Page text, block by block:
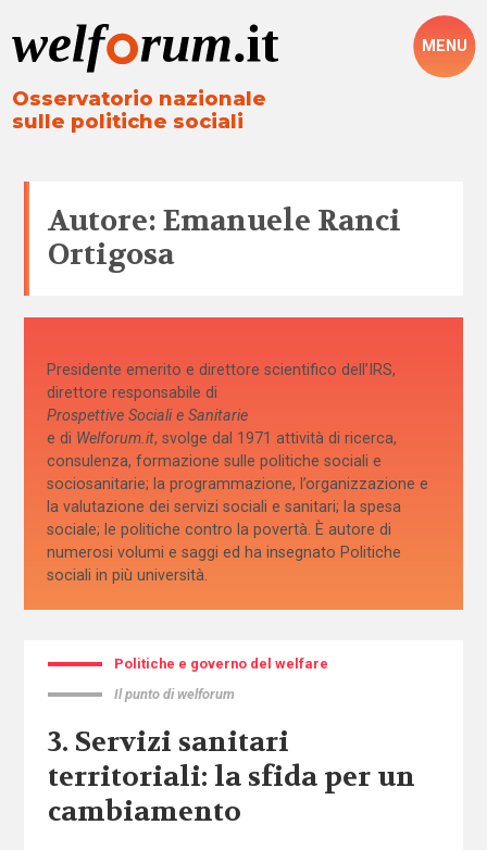
Osservatorio nazionale
sulle politiche sociali
MENU
Autore: Emanuele Ranci
Ortigosa
Presidente emerito e direttore scientifico dell’IRS,
direttore responsabile di
Prospettive Sociali e Sanitarie
e di Welforum.it, svolge dal 1971 attività di ricerca,
consulenza, formazione sulle politiche sociali e
sociosanitarie; la programmazione, l’organizzazione e
la valutazione dei servizi sociali e sanitari; la spesa
sociale; le politiche contro la povertà. È autore di
numerosi volumi e saggi ed ha insegnato Politiche
sociali in più università.
Politiche e governo del welfare
Il punto di welforum
3. Servizi sanitari
territoriali: la sfida per un
cambiamento